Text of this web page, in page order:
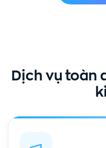
Dịch vụ toàn